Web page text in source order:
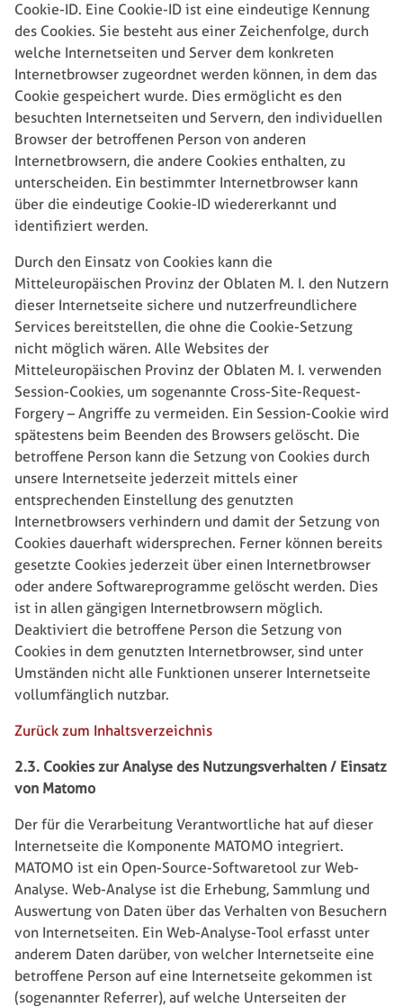
Cookie-ID. Eine Cookie-ID ist eine eindeutige Kennung
des Cookies. Sie besteht aus einer Zeichenfolge, durch
welche Internetseiten und Server dem konkreten
Internetbrowser zugeordnet werden können, in dem das
Cookie gespeichert wurde. Dies ermöglicht es den
besuchten Internetseiten und Servern, den individuellen
Browser der betroffenen Person von anderen
Internetbrowsern, die andere Cookies enthalten, zu
unterscheiden. Ein bestimmter Internetbrowser kann
über die eindeutige Cookie-ID wiedererkannt und
identifiziert werden.
Durch den Einsatz von Cookies kann die
Mitteleuropäischen Provinz der Oblaten M. I. den Nutzern
dieser Internetseite sichere und nutzerfreundlichere
Services bereitstellen, die ohne die Cookie-Setzung
nicht möglich wären. Alle Websites der
Mitteleuropäischen Provinz der Oblaten M. I. verwenden
Session-Cookies, um sogenannte Cross-Site-Request-
Forgery – Angriffe zu vermeiden. Ein Session-Cookie wird
spätestens beim Beenden des Browsers gelöscht. Die
betroffene Person kann die Setzung von Cookies durch
unsere Internetseite jederzeit mittels einer
entsprechenden Einstellung des genutzten
Internetbrowsers verhindern und damit der Setzung von
Cookies dauerhaft widersprechen. Ferner können bereits
gesetzte Cookies jederzeit über einen Internetbrowser
oder andere Softwareprogramme gelöscht werden. Dies
ist in allen gängigen Internetbrowsern möglich.
Deaktiviert die betroffene Person die Setzung von
Cookies in dem genutzten Internetbrowser, sind unter
Umständen nicht alle Funktionen unserer Internetseite
vollumfänglich nutzbar.
Zurück zum Inhaltsverzeichnis
2.3. Cookies zur Analyse des Nutzungsverhalten / Einsatz
von Matomo
Der für die Verarbeitung Verantwortliche hat auf dieser
Internetseite die Komponente MATOMO integriert.
MATOMO ist ein Open-Source-Softwaretool zur Web-
Analyse. Web-Analyse ist die Erhebung, Sammlung und
Auswertung von Daten über das Verhalten von Besuchern
von Internetseiten. Ein Web-Analyse-Tool erfasst unter
anderem Daten darüber, von welcher Internetseite eine
betroffene Person auf eine Internetseite gekommen ist
(sogenannter Referrer), auf welche Unterseiten der